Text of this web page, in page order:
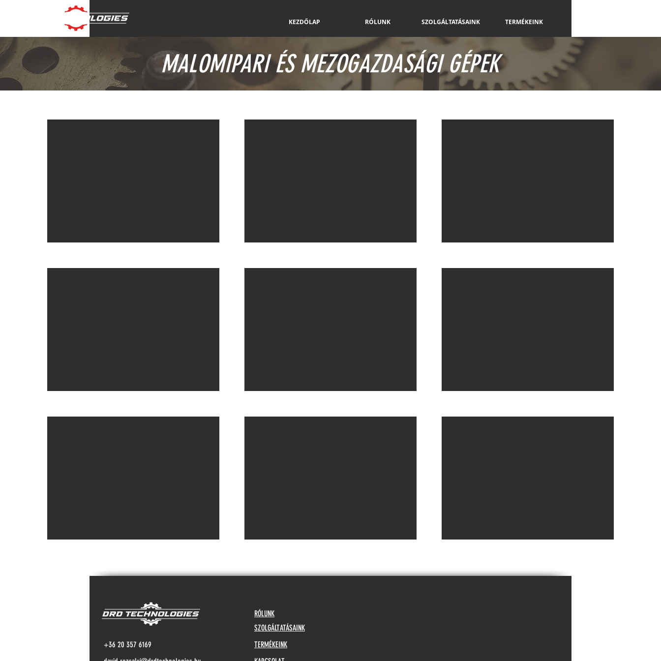
KEZDŐLAP RÓLUNK SZOLGÁLTATÁSAINK TERMÉKEINK
MALOMIPARI ÉS MEZOGAZDASÁGI GÉPEK
RÓLUNK
SZOLGÁLTATÁSAINK
TERMÉKEINK
+36 20 357 6169